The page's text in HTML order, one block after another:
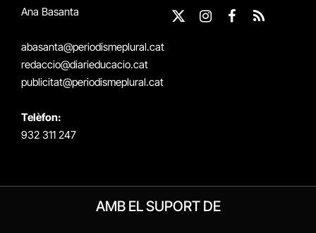
Ana Basanta
abasanta@periodismeplural.cat
redaccio@diarieducacio.cat
publicitat@periodismeplural.cat
Telèfon:
932 311 247
X
InstagramFacebook
RSS
AMB EL SUPORT DE